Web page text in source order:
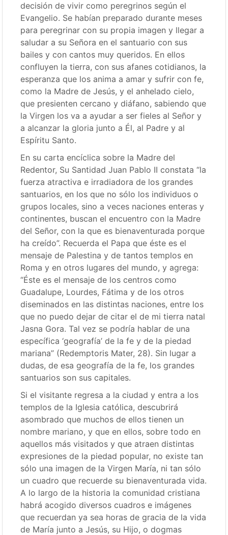
decisión de vivir como peregrinos según el
Evangelio. Se habían preparado durante meses
para peregrinar con su propia imagen y llegar a
saludar a su Señora en el santuario con sus
bailes y con cantos muy queridos. En ellos
confluyen la tierra, con sus afanes cotidianos, la
esperanza que los anima a amar y sufrir con fe,
como la Madre de Jesús, y el anhelado cielo,
que presienten cercano y diáfano, sabiendo que
la Virgen los va a ayudar a ser fieles al Señor y
a alcanzar la gloria junto a Él, al Padre y al
Espíritu Santo.
En su carta encíclica sobre la Madre del
Redentor, Su Santidad Juan Pablo II constata “la
fuerza atractiva e irradiadora de los grandes
santuarios, en los que no sólo los individuos o
grupos locales, sino a veces naciones enteras y
continentes, buscan el encuentro con la Madre
del Señor, con la que es bienaventurada porque
ha creído”. Recuerda el Papa que éste es el
mensaje de Palestina y de tantos templos en
Roma y en otros lugares del mundo, y agrega:
“Éste es el mensaje de los centros como
Guadalupe, Lourdes, Fátima y de los otros
diseminados en las distintas naciones, entre los
que no puedo dejar de citar el de mi tierra natal
Jasna Gora. Tal vez se podría hablar de una
específica ‘geografía’ de la fe y de la piedad
mariana” (Redemptoris Mater, 28). Sin lugar a
dudas, de esa geografía de la fe, los grandes
santuarios son sus capitales.
Si el visitante regresa a la ciudad y entra a los
templos de la Iglesia católica, descubrirá
asombrado que muchos de ellos tienen un
nombre mariano, y que en ellos, sobre todo en
aquellos más visitados y que atraen distintas
expresiones de la piedad popular, no existe tan
sólo una imagen de la Virgen María, ni tan sólo
un cuadro que recuerde su bienaventurada vida.
A lo largo de la historia la comunidad cristiana
habrá acogido diversos cuadros e imágenes
que recuerdan ya sea horas de gracia de la vida
de María junto a Jesús, su Hijo, o dogmas